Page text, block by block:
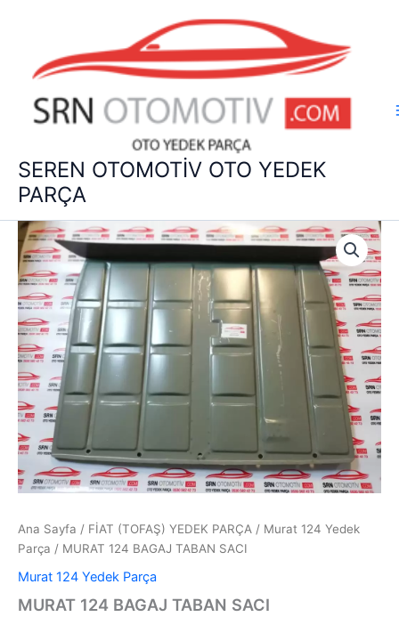
SEREN OTOMOTİV OTO YEDEK
PARÇA
Ana Sayfa / FİAT (TOFAŞ) YEDEK PARÇA / Murat 124 Yedek
Parça / MURAT 124 BAGAJ TABAN SACI
Murat 124 Yedek Parça
MURAT 124 BAGAJ TABAN SACI